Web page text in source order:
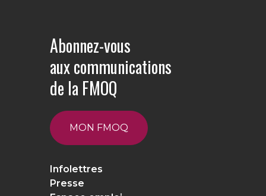
Abonnez-vous
aux communications
de la FMOQ
MON FMOQ
Infolettres
Presse